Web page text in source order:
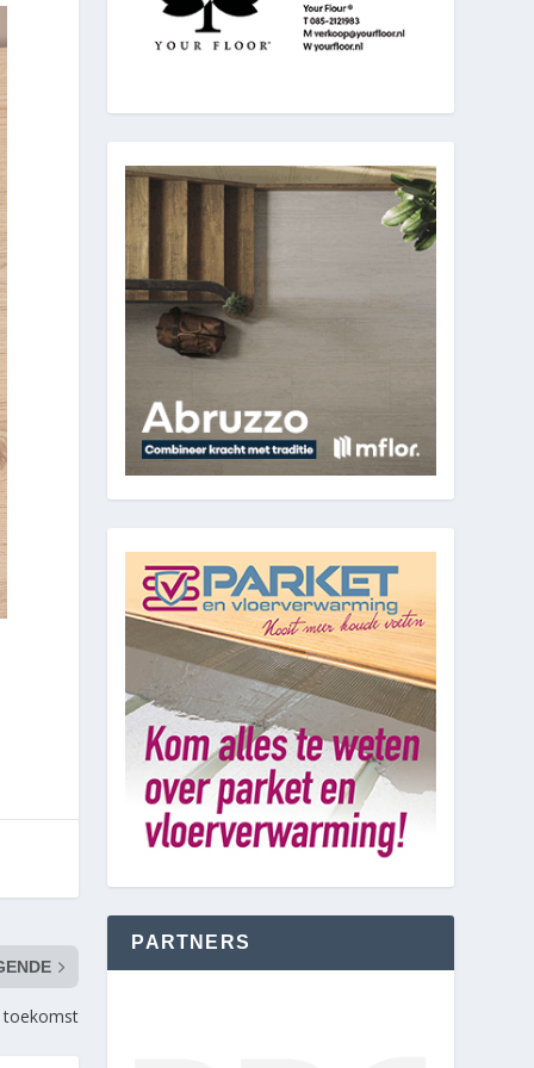
toekomst
PARTNERS